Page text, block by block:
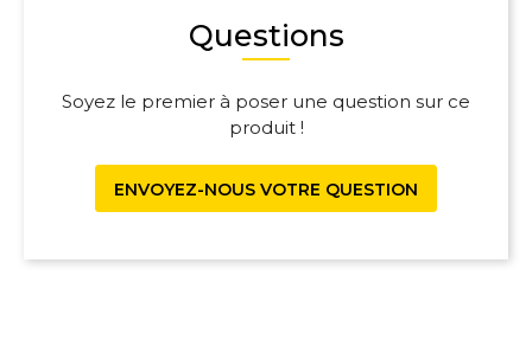
Questions
Soyez le premier à poser une question sur ce
produit !
ENVOYEZ-NOUS VOTRE QUESTION